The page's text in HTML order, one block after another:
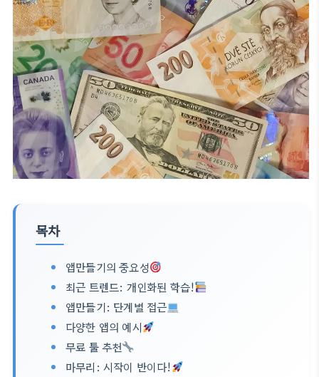
목차
앱만들기의 중요성
최근 트렌드: 개인화된 학습!
앱만들기: 단계별 접근
다양한 앱의 예시
무료 툴 추천
마무리: 시작이 반이다!